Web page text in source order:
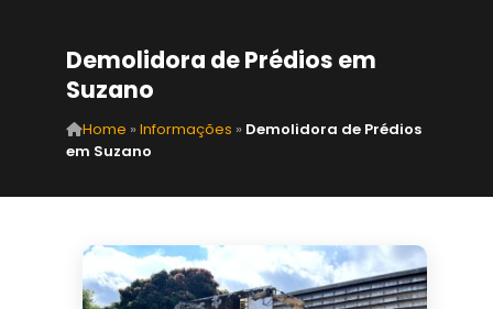
Demolidora de Prédios em
Suzano
Home » Informações » Demolidora de Prédios
em Suzano